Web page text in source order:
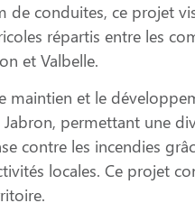
de conduites, ce projet
répartis entre les
et Valbelle.
maintien et le
permettant une
contre les incendies
locales. Ce projet